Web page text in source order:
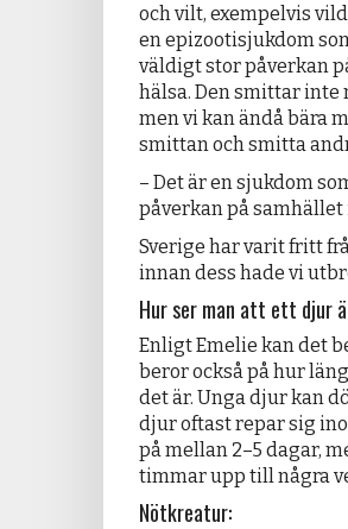
och vilt, exempelvis
en epizootisjukdom
väldigt stor påverkan
hälsa. Den smittar inte
men vi kan ändå bära
smittan och smitta
– Det är en sjukdom
påverkan på
Sverige har varit fritt
innan dess hade vi
Hur ser man att ett djur
Enligt Emelie kan det
beror också på hur
det är. Unga djur kan
djur oftast repar sig
på mellan 2–5 dagar,
timmar upp till några
Nötkreatur: